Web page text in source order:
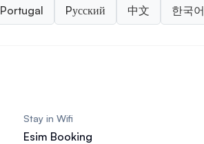
Portugal Pусский 中文 한국어
Stay in Wifi
Esim Booking